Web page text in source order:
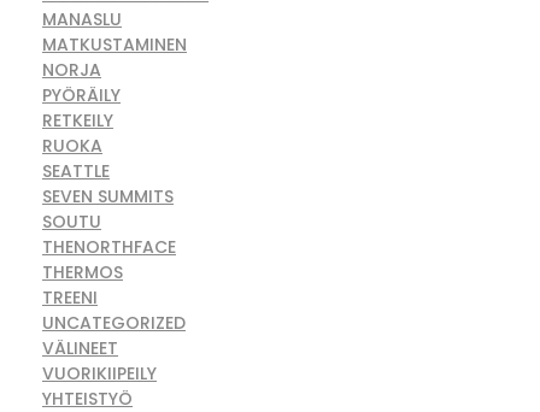
MANASLU
MATKUSTAMINEN
NORJA
PYÖRÄILY
RETKEILY
RUOKA
SEATTLE
SEVEN SUMMITS
SOUTU
THENORTHFACE
THERMOS
TREENI
UNCATEGORIZED
VÄLINEET
VUORIKIIPEILY
YHTEISTYÖ